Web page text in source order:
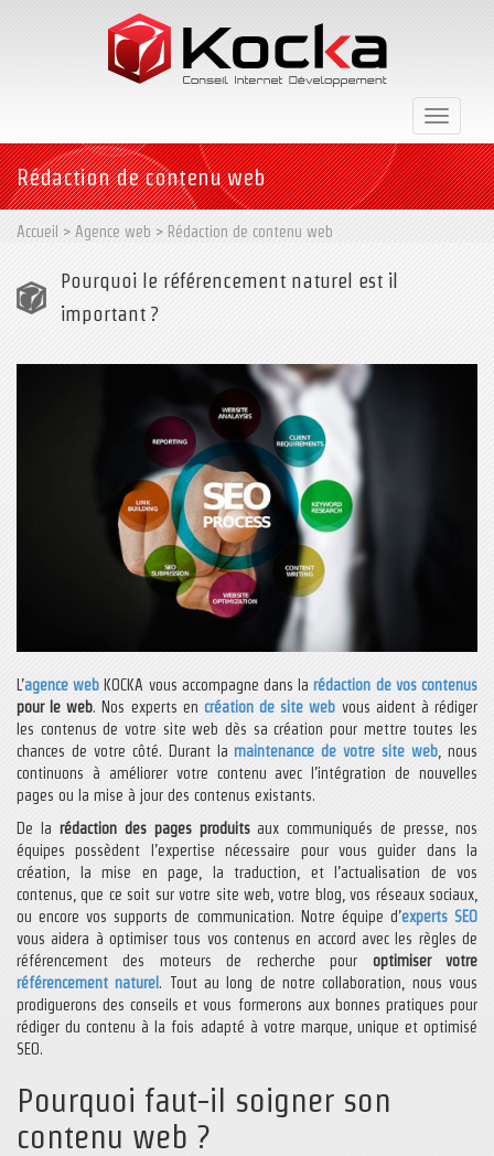
Toggle
Rédaction de contenu web
Accueil > Agence web > Rédaction de contenu web
Pourquoi le référencement naturel est il
important ?
L’agence web KOCKA vous accompagne dans larédaction de vos contenus
pour le web. Nos experts en création de site web vous aident à rédiger
les contenus de votre site web dès sa création pour mettre toutes les
chances de votre côté. Durant lamaintenance de votre site web , nous
continuons à améliorer votre contenu avec l’intégration de nouvelles
pages ou la mise à jour des contenus existants.
De la rédaction des pages produitsaux communiqués de presse, nos
équipes possèdent l’expertise nécessaire pour vous guider dans la
création, la mise en page, la traduction, et l’actualisation de vos
contenus, que ce soit sur votre site web, votre blog, vos réseaux sociaux,
ou encore vos supports de communication. Notre équipe d’experts SEO
vous aidera à optimiser tous vos contenus en accord avec les règles de
référencement des moteurs de recherche pour optimiser votre
référencement naturel . Tout au long de notre collaboration, nous vous
prodiguerons des conseils et vous formerons aux bonnes pratiques pour
rédiger du contenu à la fois adapté à votre marque, unique et optimisé
SEO.
Pourquoi faut-il soigner son
contenu web ?